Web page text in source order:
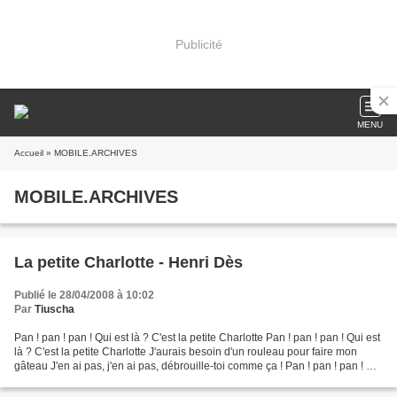
Publicité
MENU
Accueil » MOBILE.ARCHIVES
MOBILE.ARCHIVES
La petite Charlotte - Henri Dès
Publié le 28/04/2008 à 10:02
Par Tiuscha
Pan ! pan ! pan ! Qui est là ? C'est la petite Charlotte Pan ! pan ! pan ! Qui est
là ? C'est la petite Charlotte J'aurais besoin d'un rouleau pour faire mon
gâteau J'en ai pas, j'en ai pas, débrouille-toi comme ça ! Pan ! pan ! pan ! Qui